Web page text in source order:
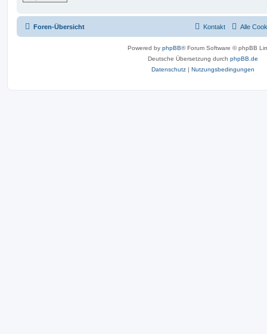
Foren-Übersicht Alle
Kontakt
Powered by phpBB® Forum Software © phpBB
Deutsche Übersetzung durch phpBB.de
Datenschutz | Nutzungsbedingungen